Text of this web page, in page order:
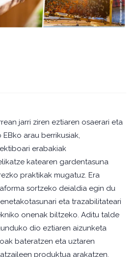
jarri ziren eztiaren osaerari eta
arau berrikusiak,
erabakiak
katearen gardentasuna
praktikak mugatuz. Era
sortzeko deialdia egin du
eta trazabilitateari
onenak biltzeko. Aditu talde
dio eztiaren aizunketa
bateratzen eta uztaren
produktua arakatzen.